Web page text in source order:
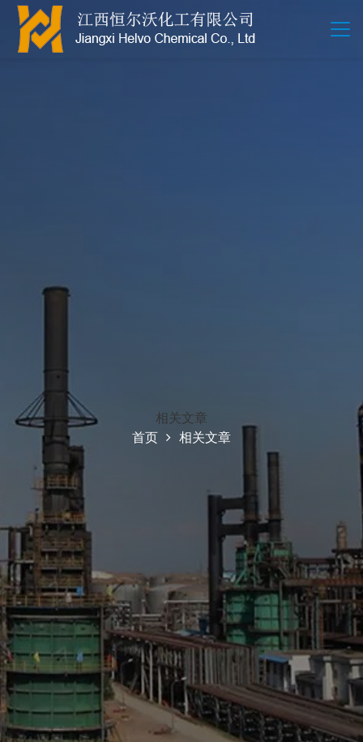
相关文章
首页
相关文章